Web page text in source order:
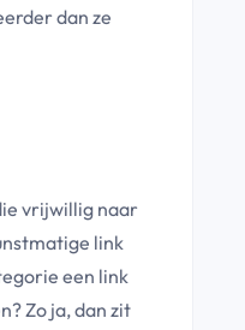
dan ze
vrijwillig naar
link
een link
Zo ja, dan zit